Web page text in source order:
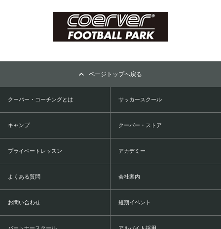
ページトップへ戻る
クーバー・コーチングとは サッカースクール
キャンプ クーバー・ストア
プライベートレッスン アカデミー
よくある質問 会社案内
お問い合わせ 短期イベント